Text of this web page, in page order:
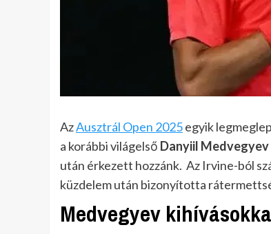
AzAusztrál Open 2025egyik
a korábbi világelső Danyiil Medvegyev
után érkezett hozzánk. Az Irvine-ból
küzdelem után bizonyította
Medvegyev